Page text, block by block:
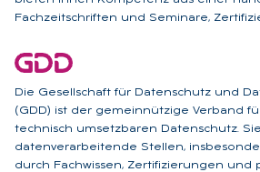
Fachzeitschriften und Seminare,
Die Gesellschaft für Datenschutz und
(GDD) ist der gemeinnützige Verband
technisch umsetzbaren Datenschutz.
datenverarbeitende Stellen,
durch Fachwissen, Zertifizierungen und